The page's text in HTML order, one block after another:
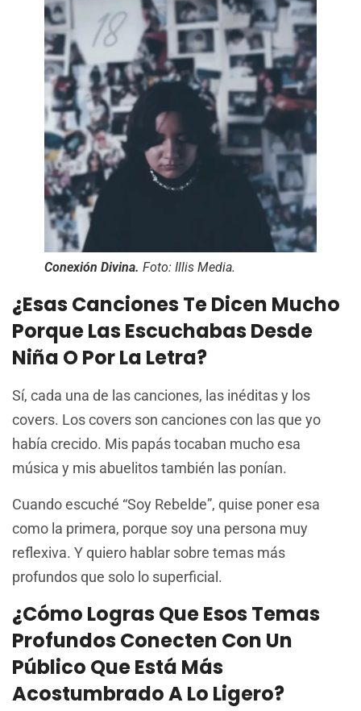
Conexión Divina. Foto: Illis Media.
¿Esas Canciones Te Dicen Mucho
Porque Las Escuchabas Desde
Niña O Por La Letra?
Sí, cada una de las canciones, las inéditas y los
covers. Los covers son canciones con las que yo
había crecido. Mis papás tocaban mucho esa
música y mis abuelitos también las ponían.
Cuando escuché “Soy Rebelde”, quise poner esa
como la primera, porque soy una persona muy
reflexiva. Y quiero hablar sobre temas más
profundos que solo lo superficial.
¿Cómo Logras Que Esos Temas
Profundos Conecten Con Un
Público Que Está Más
Acostumbrado A Lo Ligero?